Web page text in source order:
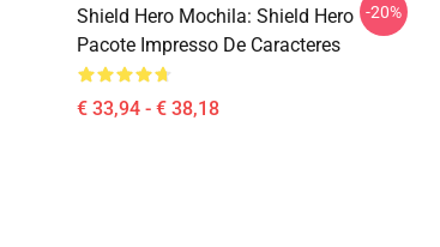
Shield Hero Mochila: Shield Hero
Pacote Impresso De Caracteres
€ 33,94 - € 38,18
-20%